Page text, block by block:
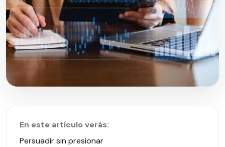
En este artículo verás:
Persuadir sin presionar